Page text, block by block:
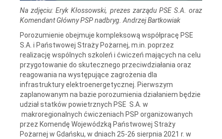
Na zdjęciu: Eryk Kłossowski, prezes zarządu PSE S.A. oraz
Komendant Główny PSP nadbryg. Andrzej Bartkowiak
Porozumienie obejmuje kompleksową współpracę PSE
S.A. i Państwowej Straży Pożarnej, m.in. poprzez
realizację wspólnych szkoleń i ćwiczeń mających na celu
przygotowanie do skutecznego przeciwdziałania oraz
reagowania na występujące zagrożenia dla
infrastruktury elektroenergetycznej. Pierwszym
zaplanowanym na bazie porozumienia działaniem będzie
udział statków powietrznych PSE S.A. w
makroregionalnych ćwiczeniach PSP organizowanych
przez Komendę Wojewódzką Państwowej Straży
Pożarnej w Gdańsku, w dniach 25-26 sierpnia 2021 r. w